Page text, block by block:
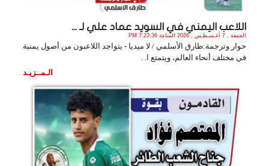
اللاعب اليمني في السويد عماد علي لـ ...
الجمعة , 7 أغـسـطـس , 2026 الساعة 7:23:36 PM
حوار وترجمة:طارق الأسلمي / لا ميديا - يتواجد اللاعبون من أصول يمنية
في مختلف أنحاء العالم، ويتمتع ا. .
الـمــزيـد